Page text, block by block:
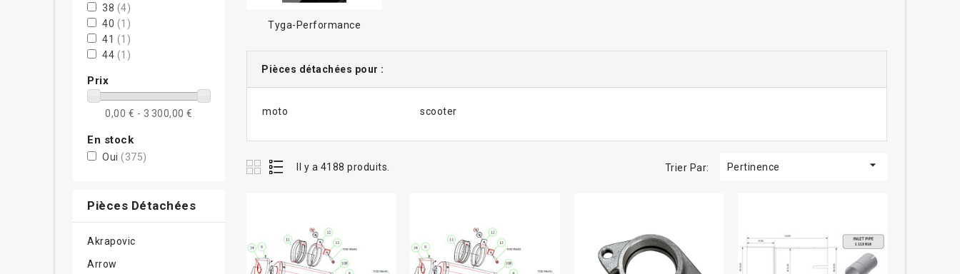
38 (4)
40 (1)
41 (1)
44 (1)
50
51(1)
56(1)
(1)
Prix
0,00 € - 3 300,00 €
En stock
Oui (375)
Pièces Détachées
Akrapovic
Arrow
Tyga-Performance
Pièces détachées pour :
moto scooter
Il y a 4188 produits. Trier Par: Pertinence 